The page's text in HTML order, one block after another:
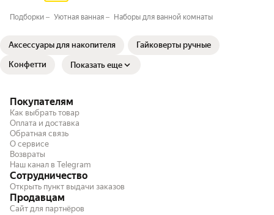
Подборки Уютная ванная Наборы для ванной комнаты
Аксессуары для накопителя Гайковерты ручные
Конфетти Показать еще
Покупателям
Как выбрать товар
Оплата и доставка
Обратная связь
О сервисе
Возвраты
Наш канал в Telegram
Сотрудничество
Открыть пункт выдачи заказов
Продавцам
Сайт для партнёров